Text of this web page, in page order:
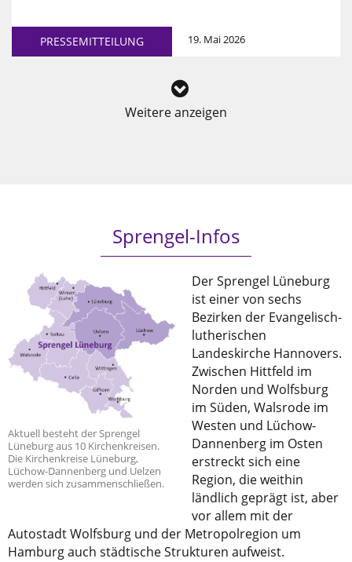
PRESSEMITTEILUNG 19. Mai 2026
Weitere anzeigen
Sprengel-Infos
Aktuell besteht der Sprengel
Lüneburg aus 10 Kirchenkreisen.
Die Kirchenkreise Lüneburg,
Lüchow-Dannenberg und Uelzen
werden sich zusammenschließen.
Der Sprengel Lüneburg
ist einer von sechs
Bezirken der Evangelisch-
lutherischen
Landeskirche Hannovers.
Zwischen Hittfeld im
Norden und Wolfsburg
im Süden, Walsrode im
Westen und Lüchow-
Dannenberg im Osten
erstreckt sich eine
Region, die weithin
ländlich geprägt ist, aber
vor allem mit der
Autostadt Wolfsburg und der Metropolregion um
Hamburg auch städtische Strukturen aufweist.